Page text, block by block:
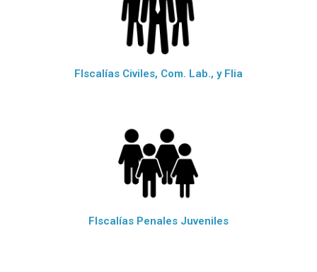
FIscalías Civiles, Com. Lab., y Flia
FIscalías Penales Juveniles